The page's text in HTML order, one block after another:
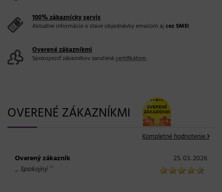
100% zákaznícky servis
Aktuálne informácie o stave objednávky emailom aj cez SMS!
Overené zákazníkmi
Spokojnosť zákazníkov zaručená certifikátom.
OVERENÉ ZÁKAZNÍKMI
Kompletné hodnotenie
Overený zákazník 25. 03. 2026
„ Spokojný“